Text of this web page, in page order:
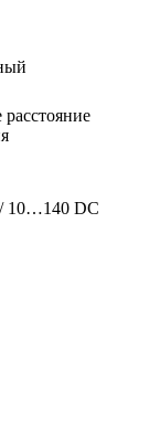
10…140 DC